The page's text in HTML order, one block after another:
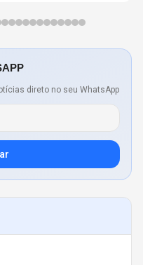
direto no seu WhatsApp